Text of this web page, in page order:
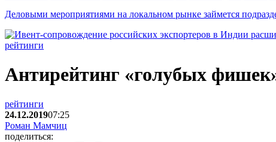
Деловыми мероприятиями на локальном рынке займется
рейтинги
Антирейтинг «голубых
рейтинги
24.12.201907:25
Роман Мамчиц
поделиться: